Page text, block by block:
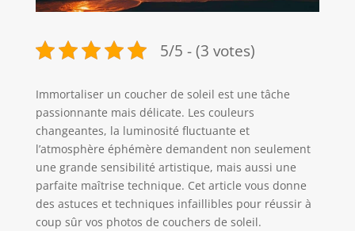
5/5 - (3 votes)
Immortaliser un coucher de soleil est une tâche
passionnante mais délicate. Les couleurs
changeantes, la luminosité fluctuante et
l’atmosphère éphémère demandent non seulement
une grande sensibilité artistique, mais aussi une
parfaite maîtrise technique. Cet article vous donne
des astuces et techniques infaillibles pour réussir à
coup sûr vos photos de couchers de soleil.